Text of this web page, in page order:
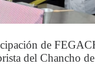
de
del Chancho